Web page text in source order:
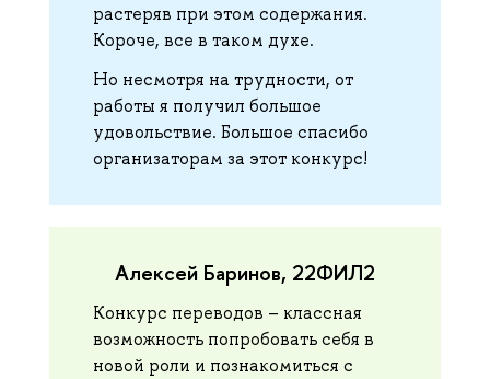
растеряв при этом содержания.
Короче, все в таком духе.
Но несмотря на трудности, от
работы я получил большое
удовольствие. Большое спасибо
организаторам за этот конкурс!
Алексей Баринов, 22ФИЛ2
Конкурс переводов – классная
возможность попробовать себя в
новой роли и познакомиться с